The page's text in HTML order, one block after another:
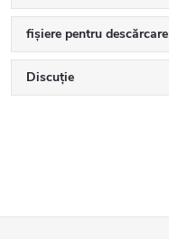
fișiere pentru descărcare
Discuţie